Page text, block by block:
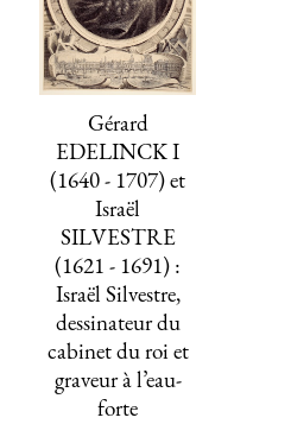
ACHATS DES MUSÉES
CONTACT
Gérard
EDELINCK I
(1640 - 1707) et
Israël
SILVESTRE
(1621 - 1691) :
Israël Silvestre,
dessinateur du
cabinet du roi et
graveur à l’eau-
forte